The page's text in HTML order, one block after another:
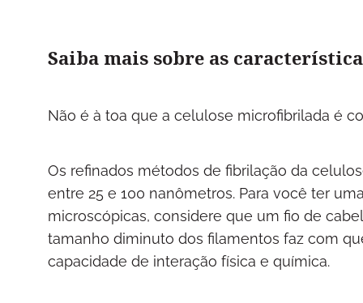
Saiba mais sobre as
Não é à toa que a celulose microfibrilada é
Os refinados métodos de fibrilação da
entre 25 e 100 nanômetros. Para você ter
microscópicas, considere que um fio de
tamanho diminuto dos filamentos faz com
capacidade de interação física e química.